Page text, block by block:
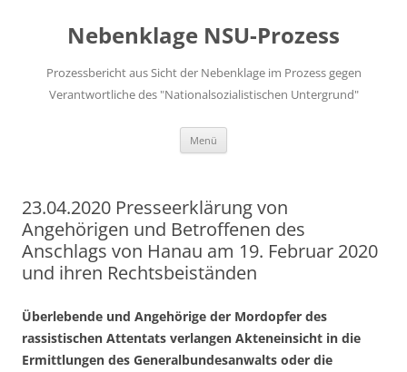
springenNebenklage NSU-Prozess
Prozessbericht aus Sicht der Nebenklage im Prozess gegen
Verantwortliche des "Nationalsozialistischen Untergrund"
Menü
23.04.2020 Presseerklärung von
Angehörigen und Betroffenen des
Anschlags von Hanau am 19. Februar 2020
und ihren Rechtsbeiständen
Überlebende und Angehörige der Mordopfer des
rassistischen Attentats verlangen Akteneinsicht in die
Ermittlungen des Generalbundesanwalts oder die